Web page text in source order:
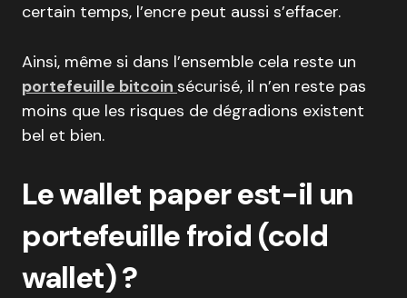
certain temps, l’encre peut aussi s’effacer.
Ainsi, même si dans l’ensemble cela reste un
portefeuille bitcoin sécurisé, il n’en reste pas
moins que les risques de dégradions existent
bel et bien.
Le wallet paper est-il un
portefeuille froid (cold
wallet) ?